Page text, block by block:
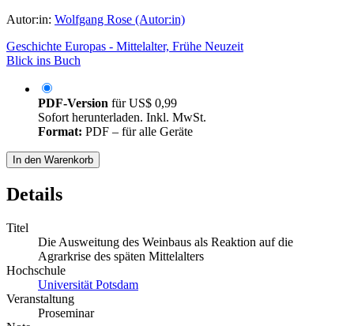
Autor:in: Wolfgang Rose (Autor:in)
Geschichte Europas - Mittelalter, Frühe Neuzeit
Blick ins Buch
PDF-Version fürUS$ 0,99
Sofort herunterladen. Inkl. MwSt.
Format: PDF – für alle Geräte
In den Warenkorb
Details
Titel
Die Ausweitung des Weinbaus als Reaktion auf die
Agrarkrise des späten Mittelalters
Hochschule
Universität Potsdam
Veranstaltung
Proseminar